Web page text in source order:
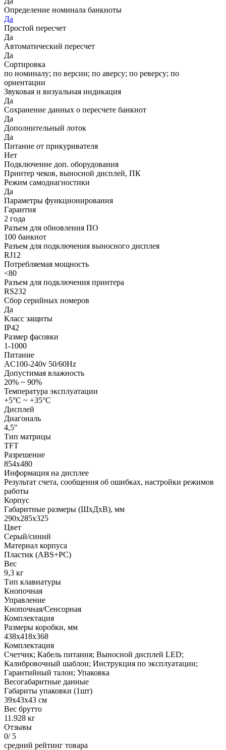
Определение номинала банкноты
Да
Простой пересчет
Да
Автоматический пересчет
Да
Сортировка
по номиналу; по версии; по аверсу; по реверсу; по
ориентации
Звуковая и визуальная индикация
Да
Сохранение данных о пересчете банкнот
Да
Дополнительный лоток
Да
Питание от прикуривателя
Нет
Подключение доп. оборудования
Принтер чеков, выносной дисплей, ПК
Режим самодиагностики
Да
Параметры функционирования
Гарантия
2 года
Разъем для обновления ПО
100 банкнот
Разъем для подключения выносного дисплея
RJ12
Потребляемая мощность
<80
Разъем для подключения принтера
RS232
Сбор серийных номеров
Да
Класс защиты
IP42
Размер фасовки
1-1000
Питание
AC100-240v 50/60Hz
Допустимая влажность
20% ~ 90%
Температура эксплуатации
+5°С ~ +35°С
Дисплей
Диагональ
4,5"
Тип матрицы
TFT
Разрешение
854x480
Информация на дисплее
Результат счета, сообщения об ошибках, настройки режимов
работы
Корпус
Габаритные размеры (ШхДхВ), мм
290х285х325
Цвет
Серый/синий
Материал корпуса
Пластик (ABS+PC)
Вес
9,3 кг
Тип клавиатуры
Кнопочная
Управление
Кнопочная/Сенсорная
Комплектация
Размеры коробки, мм
438x418x368
Комплектация
Счетчик; Кабель питания; Выносной дисплей LED;
Калибровочный шаблон; Инструкция по эксплуатации;
Гарантийный талон; Упаковка
Весогабаритные данные
Габариты упаковки (1шт)
39х43х43 см
Вес брутто
11.928 кг
Отзывы
0/ 5
средний рейтинг товара